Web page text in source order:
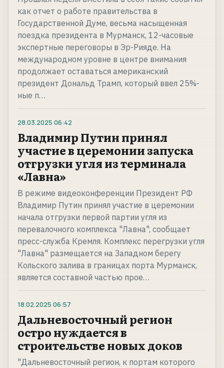
как отчет о работе правительства в
Государственной Думе, весьма насыщенная
поездка президента в Мурманск, 12-часовые
экспертные переговоры в Эр-Рияде. На
международном уровне в центре внимания
продолжает оставаться американский
президент Дональд Трамп, который ввел 25%-
ные п…
28.03.2025 06:42
Владимир Путин принял
участие в церемонии запуска
отгрузки угля из терминала
«Лавна»
В режиме видеоконференции Президент РФ
Владимир Путин принял участие в церемонии
начала отгрузки первой партии угля из
перевалочного комплекса "Лавна", сообщает
пресс-служба Кремля. Комплекс перегрузки угля
"Лавна" размещается на Западном берегу
Кольского залива в границах порта Мурманск,
является составной частью прое…
18.02.2025 06:57
Дальневосточный регион
остро нуждается в
строительстве новых доков
"Дальневосточный регион, к портам которого